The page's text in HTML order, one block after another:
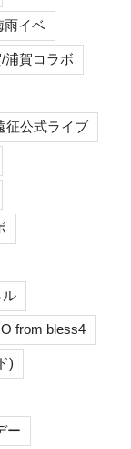
雨イベ
浦賀コラボ
征公式ライブ
ル
from bless4
)
ー